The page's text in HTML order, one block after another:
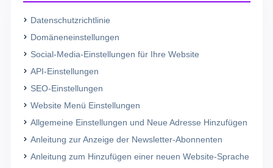
Datenschutzrichtlinie
Domäneneinstellungen
Social-Media-Einstellungen für Ihre Website
API-Einstellungen
SEO-Einstellungen
Website Menü Einstellungen
Allgemeine Einstellungen und Neue Adresse Hinzufügen
Anleitung zur Anzeige der Newsletter-Abonnenten
Anleitung zum Hinzufügen einer neuen Website-Sprache